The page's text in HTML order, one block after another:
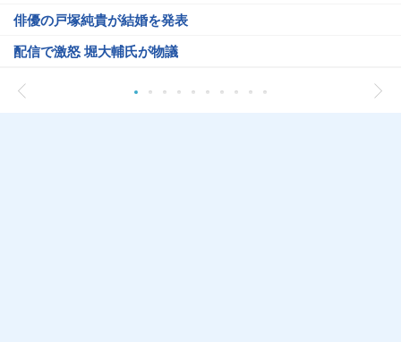
俳優の戸塚純貴が結婚を発表
配信で激怒 堀大輔氏が物議